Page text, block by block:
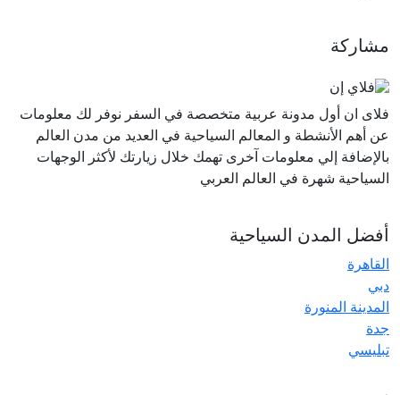
مشاركة
فلاى ان أول مدونة عربية متخصصة في السفر نوفر لك معلومات
عن أهم الأنشطة و المعالم السياحية في العديد من مدن العالم
بالإضافة إلي معلومات آخرى تهمك خلال زيارتك لأكثر الوجهات
السياحية شهرة في العالم العربي
أفضل المدن السياحية
القاهرة
دبي
المدينة المنورة
جدة
تبليسي